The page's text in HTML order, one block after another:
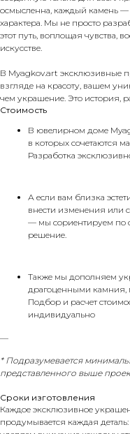
осмысленна, каждый камень —
характера. Мы не просто
этот путь, воплощая чувства,
искусстве.
В Myagkov.art эксклюзивные
взгляде на красоту, вашем
чем украшение. Это история,
Стоимость
В ювелирном доме
в которых сочетаются
Разработка
А если вам близка
внести изменения или
— мы сориентируем по
решение.
Также мы дополняем
драгоценными камния,
Подбор и расчет
индивидуально
* Подразумевается
представленного выше
Сроки изготовления
Каждое эксклюзивное
продумывается каждая